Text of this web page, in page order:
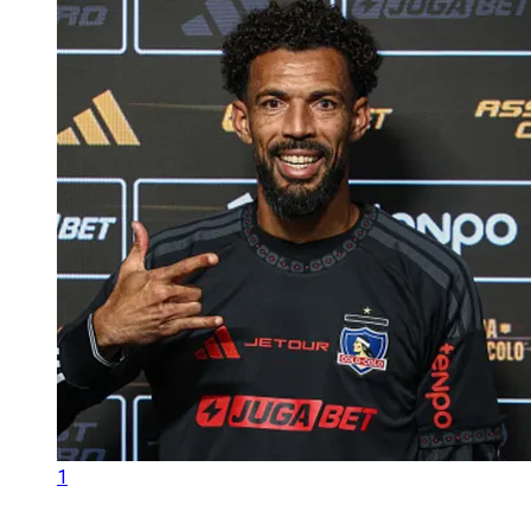
1